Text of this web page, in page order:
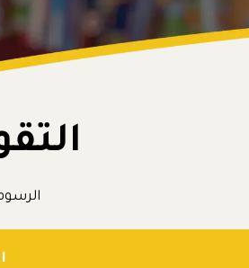
الرسوم